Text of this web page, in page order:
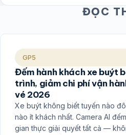
ĐỌC
GP5
Đếm hành khách xe buýt
trình, giảm chi phí vận
vé 2026
Xe buýt không biết tuyến nào
nào ít khách nhất. Camera AI
gian thực giải quyết tất cả —